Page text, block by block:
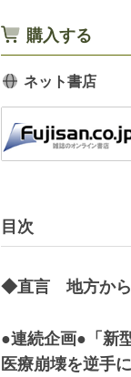
購入する
ネット書店
目次
◆直言 地方か
●連続企画●「新
医療崩壊を逆手